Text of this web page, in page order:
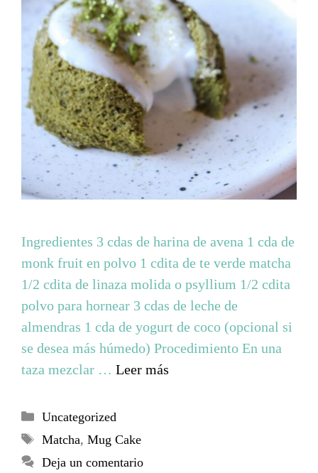
Ingredientes 3 cdas de harina de avena 1 cda de
monk fruit en polvo 1 cdita de te verde matcha
1/2 cdita de linaza molida o psyllium 1/2 cdita
polvo para hornear 3 cdas de leche de
almendras 1 cda de yogurt de coco (opcional si
se desea más húmedo) Procedimiento En una
taza mezclar … Leer más
Uncategorized
Matcha, Mug Cake
Deja un comentario